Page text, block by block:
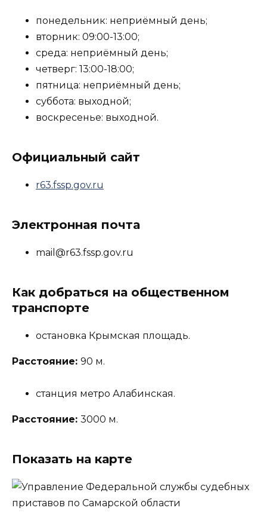
понедельник: неприёмный день;
вторник: 09:00-13:00;
среда: неприёмный день;
четверг: 13:00-18:00;
пятница: неприёмный день;
суббота: выходной;
воскресенье: выходной.
Официальный сайт
r63.fssp.gov.ru
Электронная почта
mail@r63.fssp.gov.ru
Как добраться на общественном
транспорте
остановка Крымская площадь.
Расстояние: 90 м.
станция метро Алабинская.
Расстояние: 3000 м.
Показать на карте